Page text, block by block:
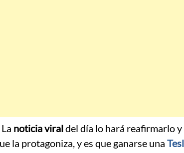
noticia viraldel día lo hará reafirmarlo
la protagoniza, y es que ganarse una